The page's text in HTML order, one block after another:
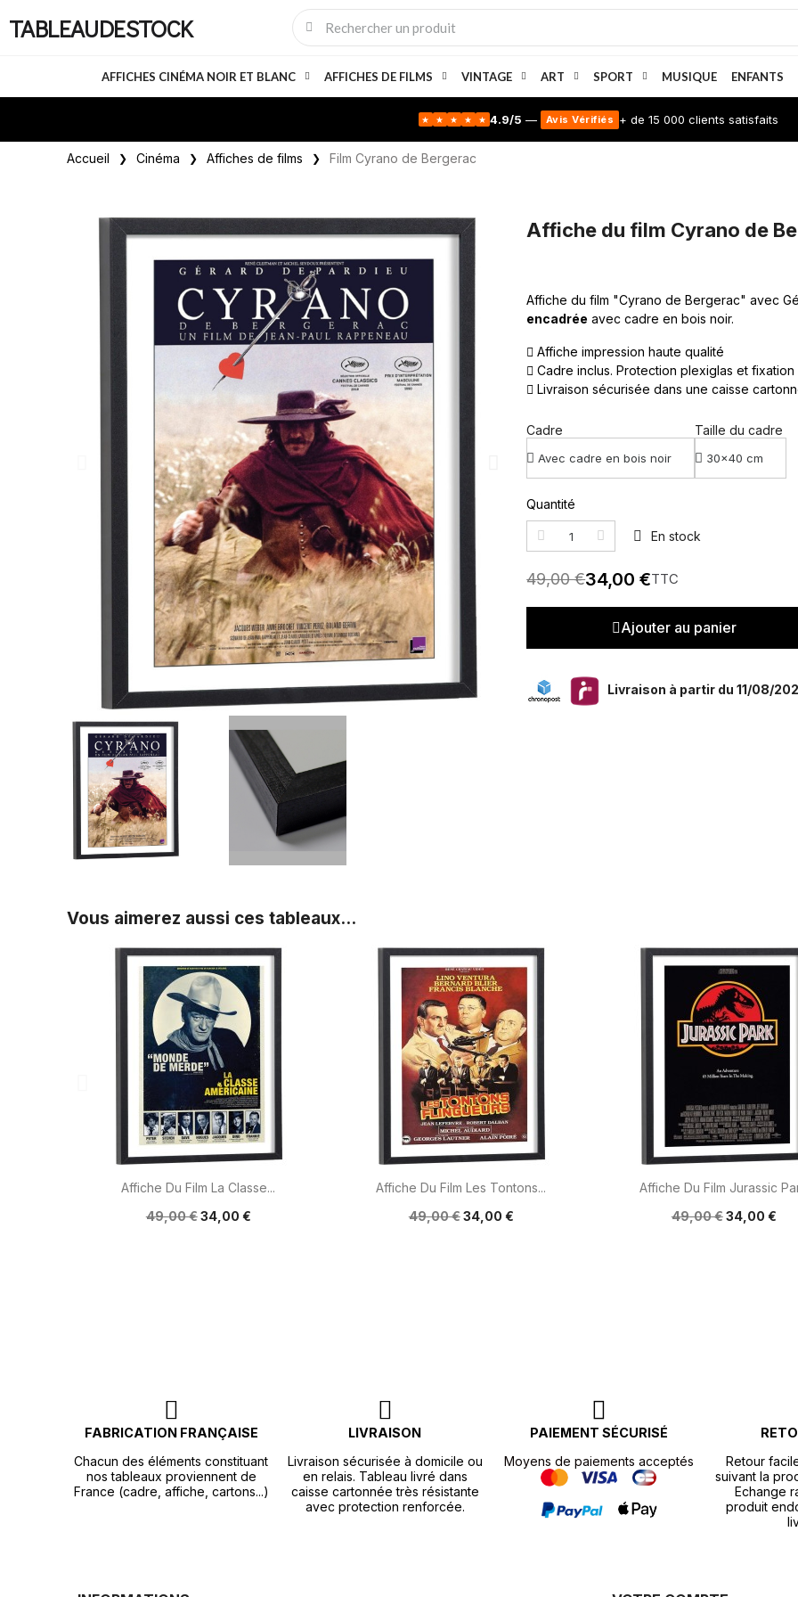
TABLEAUDESTOCK
AFFICHES CINÉMA NOIR ET BLANC AFFICHES DE FILMS VINTAGE ART SPORT MUSIQUE ENFANTS
★ ★ ★ ★ ★ 4.9/5 — Avis Vérifiés + de 15 000 clients satisfaits
Accueil Cinéma Affiches de films Film Cyrano de Bergerac
Affiche du film Cyrano de
Affiche du film "Cyrano de Bergerac" avec
encadrée avec cadre en bois noir.
Affiche impression haute qualité
Cadre inclus. Protection plexiglas et
Livraison sécurisée dans une caisse
Cadre Taille du cadre
Quantité
En stock
49,00 €34,00 €TTC
Ajouter au panier
Livraison à partir du 11/08/
Vous aimerez aussi ces tableaux...
Aperçu rapide
Affiche Du Film La Classe...
49,00 €34,00 €
Aperçu rapide
Affiche Du Film Les Tontons...
49,00 €34,00 €
 Aperçu rapide
Affiche Du Film Jurassic
49,00 €34,00 €
FABRICATION FRANÇAISE
Chacun des éléments constituant
nos tableaux proviennent de
France (cadre, affiche, cartons...)
LIVRAISON
Livraison sécurisée à domicile ou
en relais. Tableau livré dans
caisse cartonnée très résistante
avec protection renforcée.
PAIEMENT SÉCURISÉ
Moyens de paiements acceptés
Retour
suivant la
Echange
produit